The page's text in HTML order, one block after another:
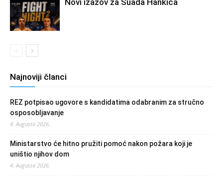
Novi izazov za Suada Hankića
Najnoviji članci
REZ potpisao ugovore s kandidatima odabranim za stručno
osposobljavanje
4. Augusta 2026.
Ministarstvo će hitno pružiti pomoć nakon požara koji je
uništio njihov dom
4. Augusta 2026.